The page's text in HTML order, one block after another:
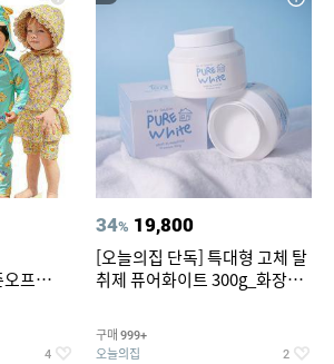
프
4
34% 19,800
[오늘의집 단독] 특대형 고체 탈
취제 퓨어화이트 300g_화장실
구매 999+
오늘의집 2